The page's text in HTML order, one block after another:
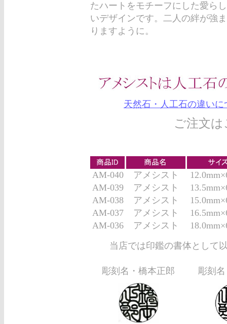
たハートをモチーフにした愛らし
いデザインです。二人の絆が強ま
りますように。
天然石・人工石の違い
ご注文
AM-040 アメシスト
AM-039
アメシスト
AM-038
アメシスト
AM-037
アメシスト
AM-036
アメシスト
当店では印鑑の書体として
彫刻名・橋本正郎 彫刻